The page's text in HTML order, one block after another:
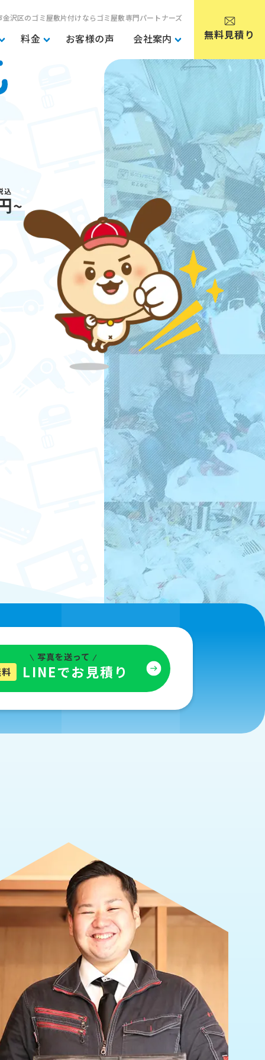
金沢区のゴミ屋敷片付けならゴミ屋敷専門パートナーズ
料金 お客様の声 会社案内 無料見積り
写真を送って
LINEでお見積り